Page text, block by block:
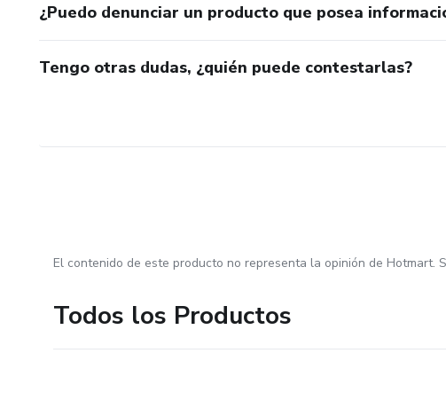
¿Puedo denunciar un producto que posea
Tengo otras dudas, ¿quién puede contestarlas?
El contenido de este producto no representa la opinión de Hotmart.
Todos los Productos